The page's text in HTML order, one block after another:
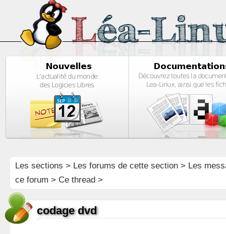
Les sections > Les forums de cette section> Les
ce forum > Ce thread >
codage dvd